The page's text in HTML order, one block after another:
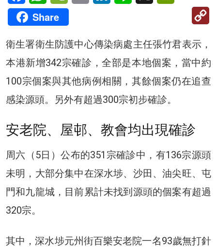
Share
衛生署衛生防護中心傳染病處主任張竹君表示，
本港新增342宗確診，全部是本地個案，當中約
100宗個案與其他病例相關，其餘個案仍在追查
感染源頭。另外有超過300宗初步確診。
安老院、屋邨、教會均出現確診
周六（5日）公布的351宗確診中，有136宗源頭
未明，大部分集中在深水埗、沙田、油尖旺、屯
門和九龍城，目前累計未找到源頭的個案有超過
320宗。
其中，深水埗元州街百樂安老院一名93歲無打針